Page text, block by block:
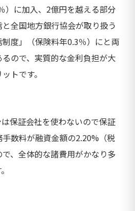
）に加入、2億円を越える部分
全国地方銀行協会が取り扱う
制度」（保険料年0.3％）にと両
ので、実質的な金利負担が大
トです。
保証会社を使わないので保証
数料が融資金額の2.20%（税
、全体的な諸費用がかなり多